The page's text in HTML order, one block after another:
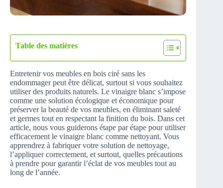
Table des matières
Entretenir vos meubles en bois ciré sans les
endommager peut être délicat, surtout si vous souhaitez
utiliser des produits naturels. Le vinaigre blanc s’impose
comme une solution écologique et économique pour
préserver la beauté de vos meubles, en éliminant saleté
et germes tout en respectant la finition du bois. Dans cet
article, nous vous guiderons étape par étape pour utiliser
efficacement le vinaigre blanc comme nettoyant. Vous
apprendrez à fabriquer votre solution de nettoyage,
l’appliquer correctement, et surtout, quelles précautions
à prendre pour garantir l’éclat de vos meubles tout au
long de l’année.